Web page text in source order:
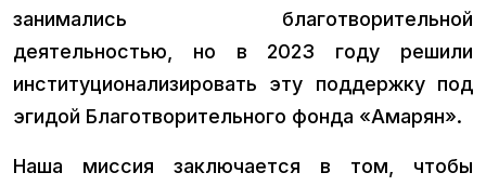
занимались благотворительной
деятельностью, но в 2023 году решили
институционализировать эту поддержку под
эгидой Благотворительного фонда «Амарян».
Наша миссия заключается в том, чтобы